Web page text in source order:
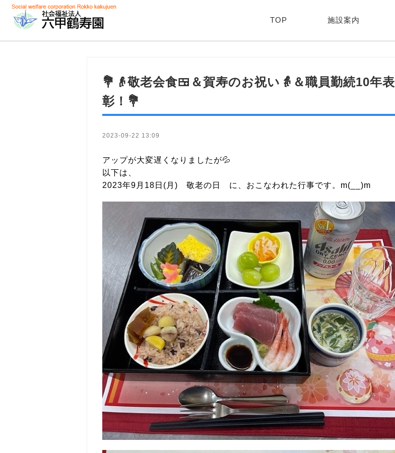
TOP 施設案内
💐👴敬老会食🍱＆賀寿のお祝い👵＆職員勤続10年表
彰！💐
2023-09-22 13:09
アップが大変遅くなりましたが💦
以下は、
2023年9月18日(月) 敬老の日 に、おこなわれた行事です。m(__)m